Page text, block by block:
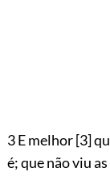
3 E melhor[3]
é; que não viu